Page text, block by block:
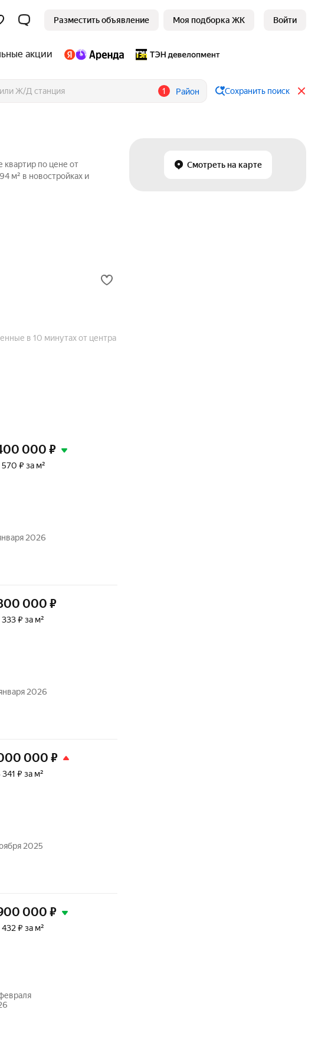
Разместить объявление Моя подборка ЖК Войти
акции
1 Район Сохранить поиск
Смотреть на карте
по цене от
м² в новостройках и
в 10 минутах от центра
000 ₽
570 ₽ за м²
2026
000 ₽
333 ₽ за м²
2026
000 ₽
341 ₽ за м²
2025
000 ₽
432 ₽ за м²